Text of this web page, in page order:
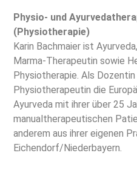
Physio- und
(Physiotherapie)
Karin Bachmaier ist
Marma-Therapeutin sowie
Physiotherapie. Als
Physiotherapeutin die
Ayurveda mit ihrer über 25
manualtherapeutischen
anderem aus ihrer eigenen
Eichendorf/Niederbayern.